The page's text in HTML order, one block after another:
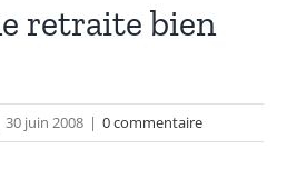
retraite bien
30 juin 2008 | 0 commentaire